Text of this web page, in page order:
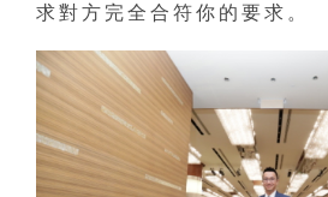
求對方完全合符你的要求。